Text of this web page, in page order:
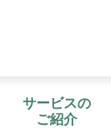
サービスの
ご紹介